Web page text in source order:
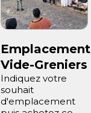
Next
Emplacement
Vide-Greniers
Indiquez votre
souhait
d'emplacement